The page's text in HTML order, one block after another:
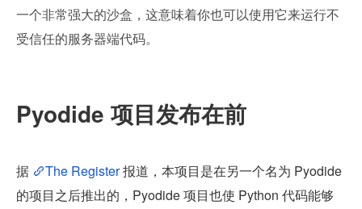
一个非常强大的沙盒，这意味着你也可以使用它来运行不
受信任的服务器端代码。
Pyodide 项目发布在前
据 The Register报道，本项目是在另一个名为 Pyodide
的项目之后推出的，Pyodide 项目也使 Python 代码能够